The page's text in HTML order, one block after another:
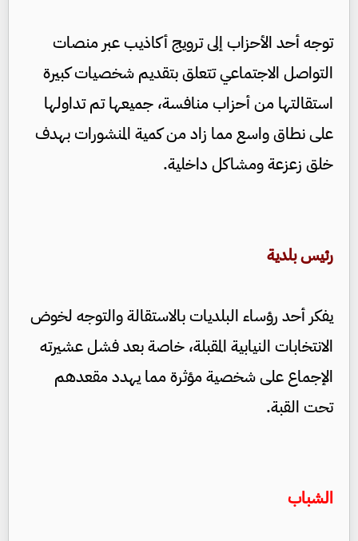
توجه أحد الأحزاب إلى ترويج أكاذيب عبر منصات
التواصل الاجتماعي تتعلق بتقديم شخصيات كبيرة
استقالتها من أحزاب منافسة، جميعها تم تداولها
على نطاق واسع مما زاد من كمية المنشورات بهدف
خلق زعزعة ومشاكل داخلية.
رئيس بلدية
يفكر أحد رؤساء البلديات بالاستقالة والتوجه لخوض
الانتخابات النيابية المقبلة، خاصة بعد فشل عشيرته
الإجماع على شخصية مؤثرة مما يهدد مقعدهم
تحت القبة.
الشباب